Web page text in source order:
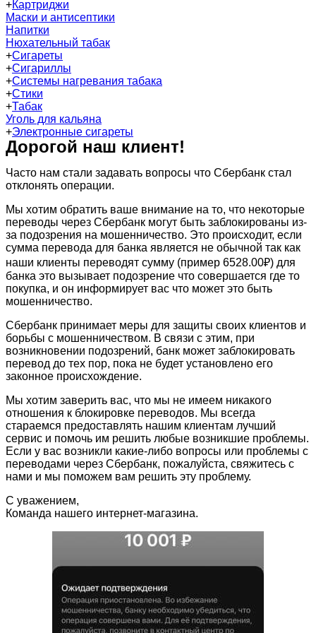
+Картриджи
Маски и антисептики
Напитки
Нюхательный табак
+Сигареты
+Сигариллы
+Системы нагревания табака
+Стики
+Табак
Уголь для кальяна
+Электронные сигареты
Дорогой наш клиент!
Часто нам стали задавать вопросы что Сбербанк стал
отклонять операции.
Мы хотим обратить ваше внимание на то, что некоторые
переводы через Сбербанк могут быть заблокированы из-
за подозрения на мошенничество. Это происходит, если
сумма перевода для банка является не обычной так как
наши клиенты переводят сумму (пример 6528.00₽) для
банка это вызывает подозрение что совершается где то
покупка, и он информирует вас что может это быть
мошенничество.
Сбербанк принимает меры для защиты своих клиентов и
борьбы с мошенничеством. В связи с этим, при
возникновении подозрений, банк может заблокировать
перевод до тех пор, пока не будет установлено его
законное происхождение.
Мы хотим заверить вас, что мы не имеем никакого
отношения к блокировке переводов. Мы всегда
стараемся предоставлять нашим клиентам лучший
сервис и помочь им решить любые возникшие проблемы.
Если у вас возникли какие-либо вопросы или проблемы с
переводами через Сбербанк, пожалуйста, свяжитесь с
нами и мы поможем вам решить эту проблему.
С уважением,
Команда нашего интернет-магазина.